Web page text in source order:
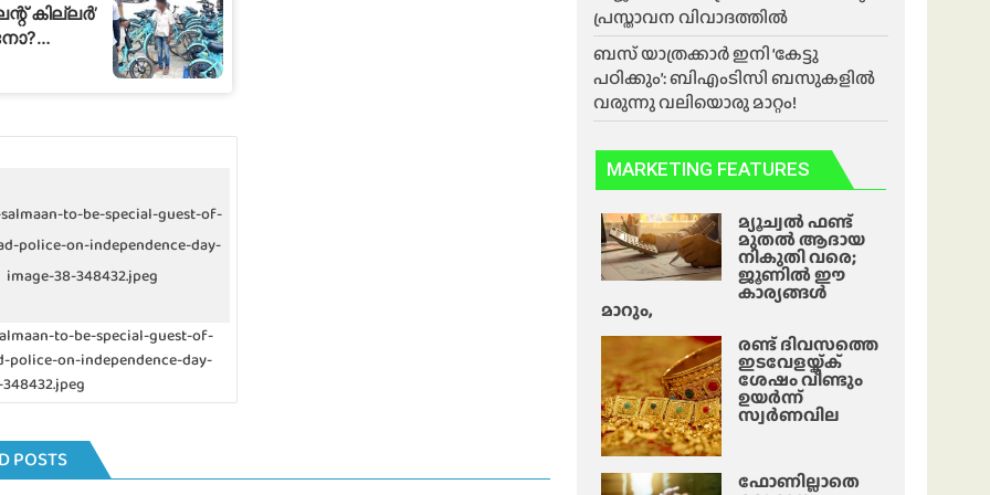
to-be-special-guest-of-
police-on-independence-day-
image-38-348432.jpeg
to-be-special-guest-of-
police-on-independence-day-
POSTS
പ്രസ്താവന വിവാദത്തിൽ
ബസ് യാത്രക്കാർ ഇനി ‘കേട്ടു
പഠിക്കും’: ബിഎംടിസി ബസുകളിൽ
വരുന്നു വലിയൊരു മാറ്റം!
MARKETING FEATURES
മ്യൂച്വൽ ഫണ്ട്
മുതൽ ആദായ
നികുതി വരെ;
ജൂണിൽ ഈ
കാര്യങ്ങൾ
മാറും,
രണ്ട് ദിവസത്തെ
ഇടവേളയ്ക്ക്
ശേഷം വീണ്ടും
ഉയർന്ന്
സ്വർണവില
ഫോണില്ലാതെ